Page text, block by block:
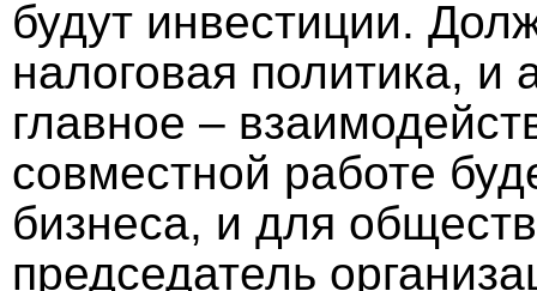
будут инвестиции.
налоговая политика,
главное –
совместной работе
бизнеса, и для
председатель